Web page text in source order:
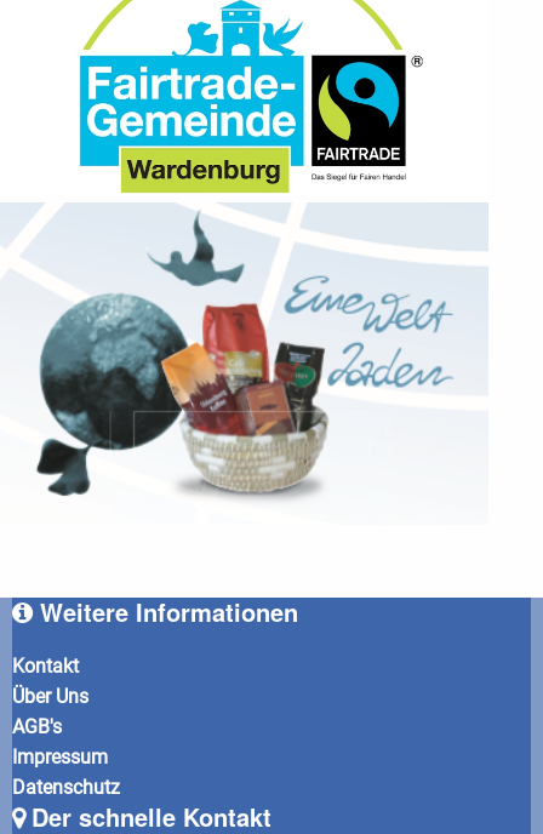
Weitere Informationen
Kontakt
Über Uns
AGB's
Impressum
Datenschutz
Der schnelle Kontakt